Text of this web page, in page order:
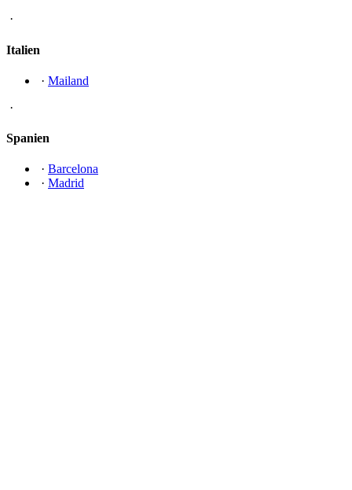
·
Italien
· Mailand
·
Spanien
· Barcelona
· Madrid